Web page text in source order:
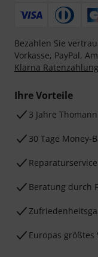
Bezahlen Sie
Vorkasse, PayPal,
Klarna Ratenzahlung
Ihre Vorteile
3 Jahre
30 Tage Money-
Reparaturservice
Beratung durch
Europas größtes